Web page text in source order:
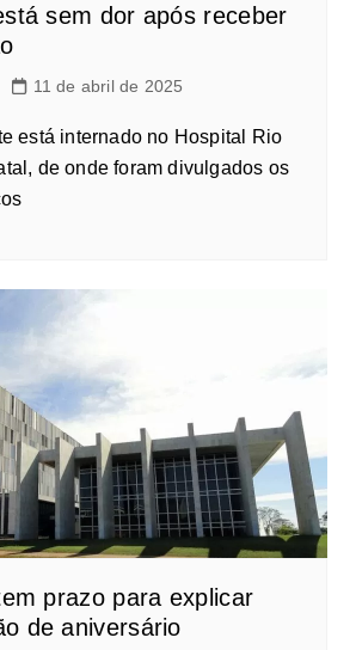
sem dor após receber
11 de abril de 2025
está internado no Hospital Rio
de onde foram divulgados os
prazo para explicar
de aniversário